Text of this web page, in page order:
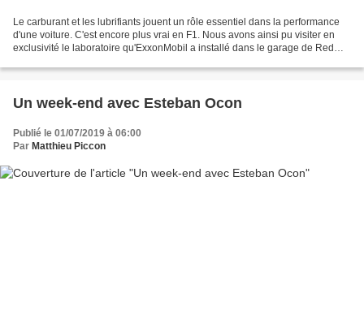
Le carburant et les lubrifiants jouent un rôle essentiel dans la performance
d'une voiture. C'est encore plus vrai en F1. Nous avons ainsi pu visiter en
exclusivité le laboratoire qu'ExxonMobil a installé dans le garage de Red
Un week-end avec Esteban Ocon
Publié le 01/07/2019 à 06:00
Par Matthieu Piccon